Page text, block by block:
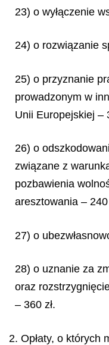
23) o wyłączenie
24) o rozwiązanie
25) o przyznanie
prowadzonym w
Unii Europejskiej –
26) o
związane z
pozbawienia
aresztowania – 240
27) o
28) o uznanie za
oraz
– 360 zł.
2. Opłaty, o których